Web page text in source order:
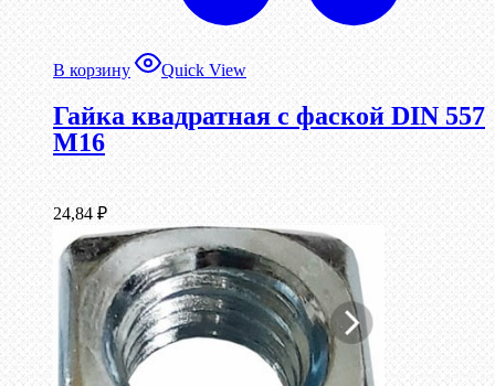
В корзину Quick View
Гайка квадратная с фаской DIN 557
М16
24,84 ₽